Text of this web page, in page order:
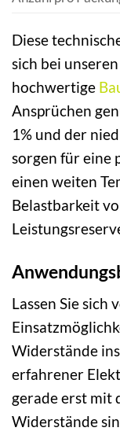
Diese
sich bei
hochwertige
Ansprüchen
1% und der
sorgen für eine
einen weiten
Belastbarkeit
Lassen Sie sich
Widerstände
erfahrener
gerade erst mit
Widerstände